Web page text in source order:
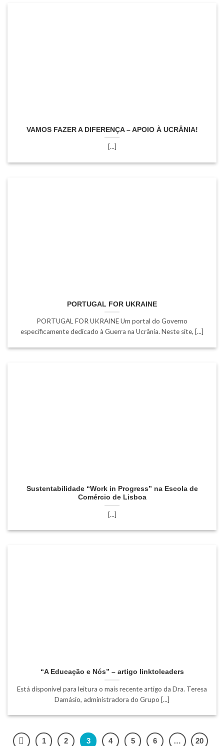
VAMOS FAZER A DIFERENÇA – APOIO À UCRÂNIA!
[...]
PORTUGAL FOR UKRAINE
PORTUGAL FOR UKRAINE Um portal do Governo
especificamente dedicado à Guerra na Ucrânia. Neste site, [...]
Sustentabilidade “Work in Progress” na Escola de
Comércio de Lisboa
[...]
“A Educação e Nós” – artigo linktoleaders
Está disponível para leitura o mais recente artigo da Dra. Teresa
Damásio, administradora do Grupo [...]
1 2 3 4 5 6 … 20